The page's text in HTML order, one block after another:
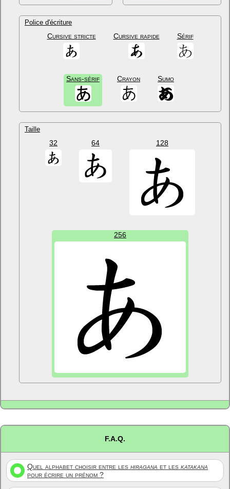
Police d'écriture
Cursive stricte Cursive rapide Sérif
Sans-sérif Crayon Sumo
Taille
32 64 128
256
F.A.Q.
Quel alphabet choisir entre les hiragana et les katakana
pour écrire un prénom ?